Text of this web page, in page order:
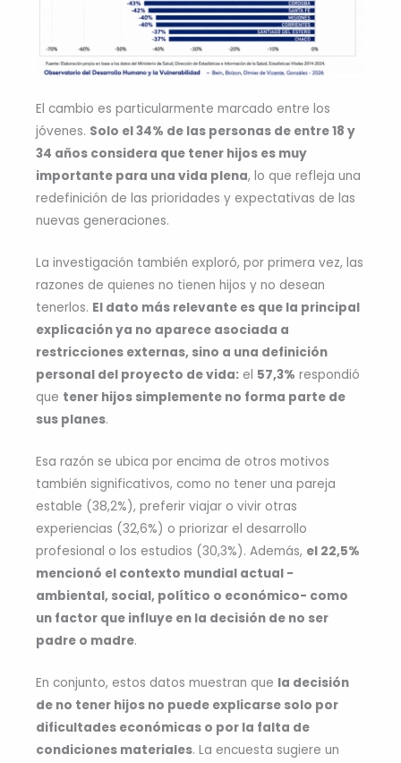
El cambio es particularmente marcado entre los
jóvenes. Solo el 34% de las personas de entre 18 y
34 años considera que tener hijos es muy
importante para una vida plena, lo que refleja una
redefinición de las prioridades y expectativas de las
nuevas generaciones.
La investigación también exploró, por primera vez, las
razones de quienes no tienen hijos y no desean
tenerlos. El dato más relevante es que la principal
explicación ya no aparece asociada a
restricciones externas, sino a una definición
personal del proyecto de vida: el 57,3% respondió
que tener hijos simplemente no forma parte de
sus planes.
Esa razón se ubica por encima de otros motivos
también significativos, como no tener una pareja
estable (38,2%), preferir viajar o vivir otras
experiencias (32,6%) o priorizar el desarrollo
profesional o los estudios (30,3%). Además, el 22,5%
mencionó el contexto mundial actual -
ambiental, social, político o económico- como
un factor que influye en la decisión de no ser
padre o madre.
En conjunto, estos datos muestran que la decisión
de no tener hijos no puede explicarse solo por
dificultades económicas o por la falta de
condiciones materiales. La encuesta sugiere un